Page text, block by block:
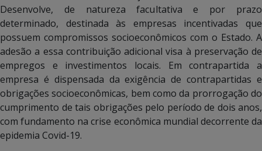
Desenvolve, de natureza facultativa e por prazo
determinado, destinada às empresas incentivadas que
possuem compromissos socioeconômicos com o Estado. A
adesão a essa contribuição adicional visa à preservação de
empregos e investimentos locais. Em contrapartida a
empresa é dispensada da exigência de contrapartidas e
obrigações socioeconômicas, bem como da prorrogação do
cumprimento de tais obrigações pelo período de dois anos,
com fundamento na crise econômica mundial decorrente da
epidemia Covid-19.